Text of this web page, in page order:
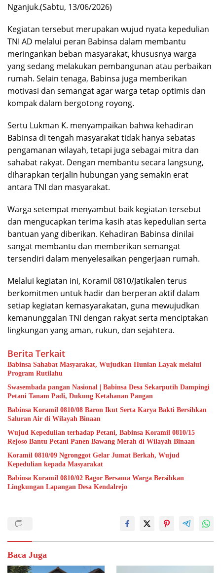
Nganjuk.(Sabtu, 13/06/2026)
Kegiatan tersebut merupakan wujud nyata kepedulian
TNI AD melalui peran Babinsa dalam membantu
meringankan beban masyarakat, khususnya warga
yang sedang melakukan pembangunan atau perbaikan
rumah. Selain tenaga, Babinsa juga memberikan
motivasi dan semangat agar warga tetap optimis dan
kompak dalam bergotong royong.
Sertu Lukman K. menyampaikan bahwa kehadiran
Babinsa di tengah masyarakat tidak hanya sebatas
pengamanan wilayah, tetapi juga sebagai mitra dan
sahabat rakyat. Dengan membantu secara langsung,
diharapkan terjalin hubungan yang semakin erat
antara TNI dan masyarakat.
Warga setempat menyambut baik kegiatan tersebut
dan mengucapkan terima kasih atas kepedulian serta
bantuan yang diberikan. Kehadiran Babinsa dinilai
sangat membantu dan memberikan semangat
tersendiri dalam menyelesaikan pengerjaan rumah.
Melalui kegiatan ini, Koramil 0810/Jatikalen terus
berkomitmen untuk hadir dan berperan aktif dalam
setiap kegiatan kemasyarakatan, guna mewujudkan
kemanunggalan TNI dengan rakyat serta menciptakan
lingkungan yang aman, rukun, dan sejahtera.
Berita Terkait
Babinsa Sahabat Masyarakat, Wujudkan Hunian Layak melalui
Program Rutilahu
Swasembada pangan Nasional | Babinsa Desa Sekarputih Dampingi
Petani Tanam Padi, Dukung Ketahanan Pangan
Babinsa Koramil 0810/08 Baron Ikut Serta Karya Bakti Bersihkan
Saluran Air di Wilayah Binaan
Wujud Kepedulian terhadap Petani, Babinsa Koramil 0810/15
Rejoso Bantu Petani Panen Bawang Merah di Wilayah Binaan
Koramil 0810/09 Ngronggot Gelar Jumat Berkah, Wujud
Kepedulian kepada Masyarakat
Babinsa Koramil 0810/02 Bagor Bersama Warga Bersihkan
Lingkungan Lapangan Desa Kendalrejo
Baca Juga